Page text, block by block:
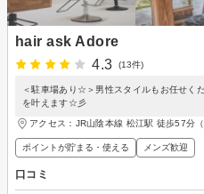
hair ask Adore
4.3
(13件)
＜駐車場あり☆＞男性スタイルもお任せく
を叶えます☆彡
アクセス：JR山陰本線 松江駅 徒歩57分（
ポイントが貯まる・使える メンズ歓迎
口コミ